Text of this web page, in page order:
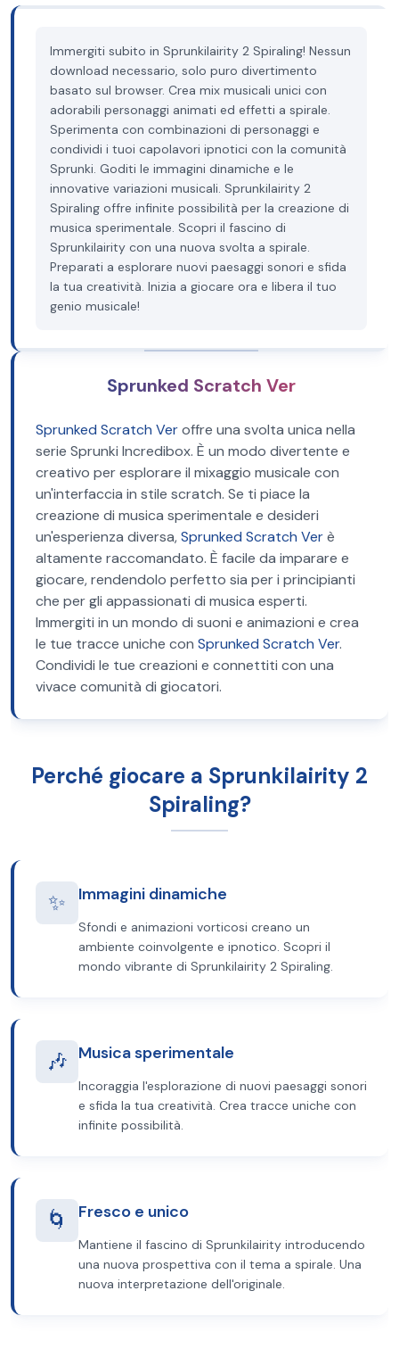
Immergiti subito in Sprunkilairity 2 Spiraling! Nessun
download necessario, solo puro divertimento
basato sul browser. Crea mix musicali unici con
adorabili personaggi animati ed effetti a spirale.
Sperimenta con combinazioni di personaggi e
condividi i tuoi capolavori ipnotici con la comunità
Sprunki. Goditi le immagini dinamiche e le
innovative variazioni musicali. Sprunkilairity 2
Spiraling offre infinite possibilità per la creazione di
musica sperimentale. Scopri il fascino di
Sprunkilairity con una nuova svolta a spirale.
Preparati a esplorare nuovi paesaggi sonori e sfida
la tua creatività. Inizia a giocare ora e libera il tuo
genio musicale!
Sprunked Scratch Ver
Sprunked Scratch Veroffre una svolta unica nella
serie Sprunki Incredibox. È un modo divertente e
creativo per esplorare il mixaggio musicale con
un'interfaccia in stile scratch. Se ti piace la
creazione di musica sperimentale e desideri
un'esperienza diversa,Sprunked Scratch Verè
altamente raccomandato. È facile da imparare e
giocare, rendendolo perfetto sia per i principianti
che per gli appassionati di musica esperti.
Immergiti in un mondo di suoni e animazioni e crea
le tue tracce uniche con Sprunked Scratch Ver.
Condividi le tue creazioni e connettiti con una
vivace comunità di giocatori.
Perché giocare a Sprunkilairity 2
Spiraling?
✨ Immagini dinamiche
Sfondi e animazioni vorticosi creano un
ambiente coinvolgente e ipnotico. Scopri il
mondo vibrante di Sprunkilairity 2 Spiraling.
🎶 Musica sperimentale
Incoraggia l'esplorazione di nuovi paesaggi sonori
e sfida la tua creatività. Crea tracce uniche con
infinite possibilità.
🌀 Fresco e unico
Mantiene il fascino di Sprunkilairity introducendo
una nuova prospettiva con il tema a spirale. Una
nuova interpretazione dell'originale.